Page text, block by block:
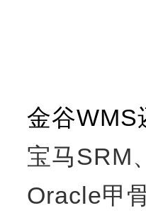
金谷WMS
宝马SRM
Oracle甲